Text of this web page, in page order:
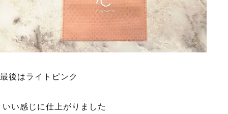
最後はライトピンク
いい感じに仕上がりました